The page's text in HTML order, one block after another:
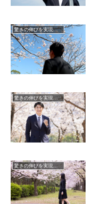
驚きの伸びを実現｜先輩列伝
驚きの伸びを実現｜先輩列伝
驚きの伸びを実現｜先輩列伝